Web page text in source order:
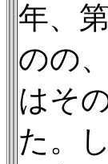
年、
のの
はそ
た。